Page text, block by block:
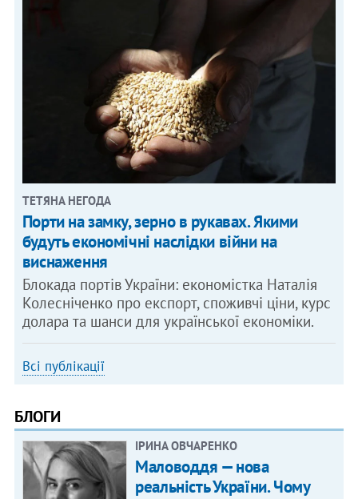
ТЕТЯНА НЕГОДА
Порти на замку, зерно в рукавах. Якими
будуть економічні наслідки війни на
виснаження
Блокада портів України: економістка Наталія
Колесніченко про експорт, споживчі ціни, курс
долара та шанси для української економіки.
Всі публікації
БЛОГИ
ІРИНА ОВЧАРЕНКО
Маловоддя — нова
реальність України. Чому